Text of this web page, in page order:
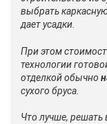
выбрать
дает усадки.
При этом
технологии
отделкой обычно
сухого бруса.
Что лучше, решать